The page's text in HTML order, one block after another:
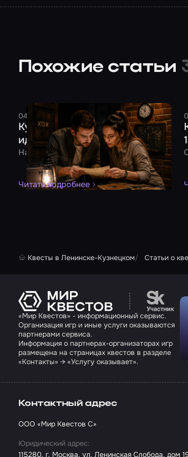
Похожие статьи
04 августа 20267 минут Смельчак
Куда сходить на свидание: 10
идей для двоих
На все случаи жизни
Читать подробнее
Квесты в Ленинске-Кузнецком Статьи о
Перейти
«Мир Квестов» - информационный сервис.
Организация игр и иные услуги оказываются
партнерами сервиса.
Информация о партнерах-организаторах игр
размещена на страницах квестов в разделе
«Контакты» → «Услугу оказывает».
Контактный адрес
ООО «Мир Квестов С»
Юридический адрес:
115280, г. Москва, ул. Ленинская Слобода, дом